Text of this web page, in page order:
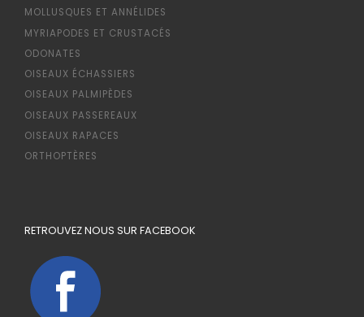
MOLLUSQUES ET ANNÉLIDES
MYRIAPODES ET CRUSTACÉS
ODONATES
OISEAUX ÉCHASSIERS
OISEAUX PALMIPÈDES
OISEAUX PASSEREAUX
OISEAUX RAPACES
ORTHOPTÈRES
RETROUVEZ NOUS SUR FACEBOOK